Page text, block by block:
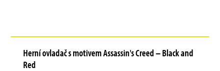
Herní ovladač s motivem Assassin's Creed – Black and
Red